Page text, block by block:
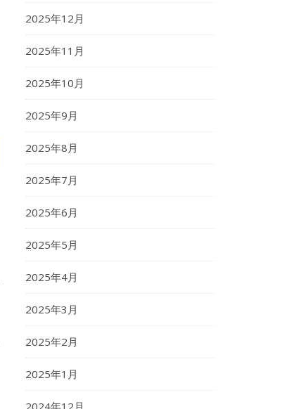
2025年12月
2025年11月
2025年10月
2025年9月
2025年8月
2025年7月
2025年6月
2025年5月
2025年4月
2025年3月
2025年2月
2025年1月